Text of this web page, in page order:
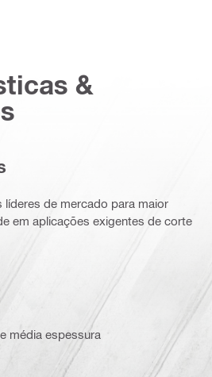
&
líderes de mercado para maior
em aplicações exigentes de corte
média espessura